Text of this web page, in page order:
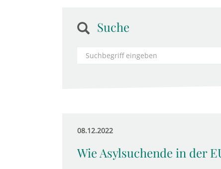
Suche
08.12.2022
Wie Asylsuchende in der